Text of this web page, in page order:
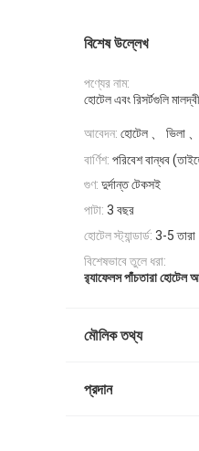
বিশেষ উল্লেখ
পণ্যের নাম:
হোটেল এবং রিসর্টগুলি
আবেদন: হোটেল 、 ভিলা 、
বার্ণিশ: পরিবেশ বান্ধব
গুণ: দুর্দান্ত টেকসই
পাটা: 3 বছর
হোটেল স্ট্যান্ডার্ড: 3-5 তারা
বিশেষভাবে তুলে ধরা:
র‌্যাফেলস পাঁচতারা হোটেল
মৌলিক তথ্য
প্রদান